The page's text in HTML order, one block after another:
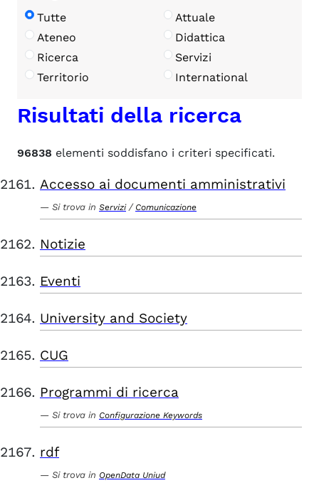
Tutte
Attuale
Ateneo
Didattica
Ricerca
Servizi
Territorio
International
Risultati della ricerca
96838 elementi soddisfano i criteri specificati.
Accesso ai documenti amministrativi
Si trova in Servizi / Comunicazione
Notizie
Eventi
University and Society
CUG
Programmi di ricerca
Si trova in Configurazione Keywords
rdf
Si trova in OpenData Uniud